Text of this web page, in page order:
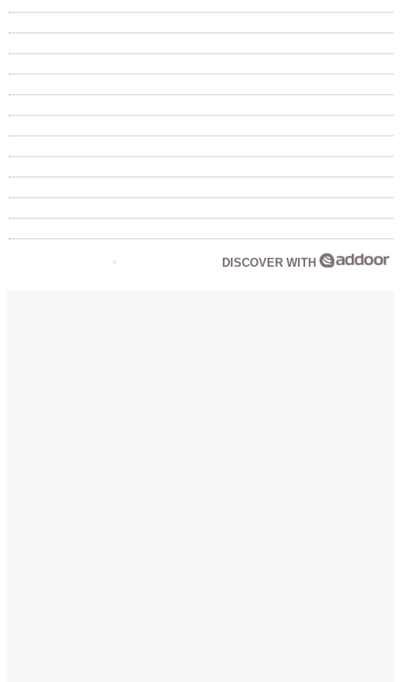
DISCOVER WITH